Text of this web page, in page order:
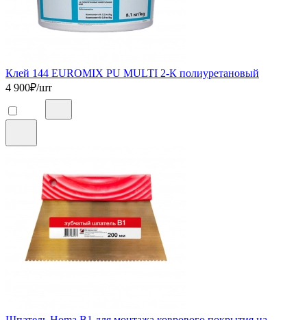
Клей 144 EUROMIX PU MULTI 2-К полиуретановый
4 900₽/шт